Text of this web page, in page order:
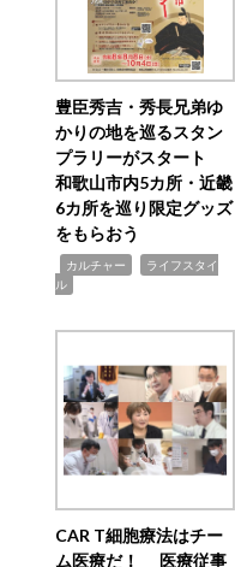
豊臣秀吉・秀長兄弟ゆ
かりの地を巡るスタン
プラリーがスタート
和歌山市内5カ所・近畿
6カ所を巡り限定グッズ
をもらおう
カルチャー
ライフスタイ
ル
CAR T細胞療法はチー
ム医療だ！ 医療従事